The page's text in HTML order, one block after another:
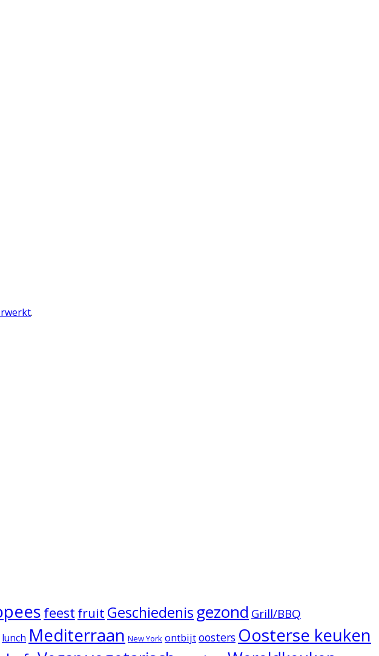
.
feest fruit Geschiedenisgezond Grill/BBQ
lunch Mediterraan New York ontbijtoosters Oosterse keuken